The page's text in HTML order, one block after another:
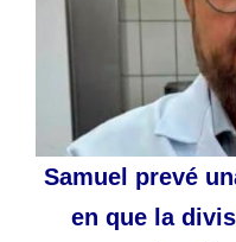
Samuel prevé
en que la